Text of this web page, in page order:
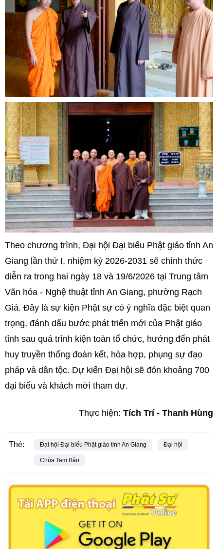
Theo chương trình, Đại hội Đại biểu Phật giáo tỉnh An
Giang lần thứ I, nhiệm kỳ 2026-2031 sẽ chính thức
diễn ra trong hai ngày 18 và 19/6/2026 tại Trung tâm
Văn hóa - Nghệ thuật tỉnh An Giang, phường Rạch
Giá. Đây là sự kiện Phật sự có ý nghĩa đặc biệt quan
trọng, đánh dấu bước phát triển mới của Phật giáo
tỉnh sau quá trình kiện toàn tổ chức, hướng đến phát
huy truyền thống đoàn kết, hòa hợp, phụng sự đạo
pháp và dân tộc. Dự kiến Đại hội sẽ đón khoảng 700
đại biểu và khách mời tham dự.
Thực hiện: Tích Trí - Thanh Hùng
Thẻ: Đại hội Đại biểu Phật giáo tỉnh An Giang Đại hội
Chùa Tam Bảo